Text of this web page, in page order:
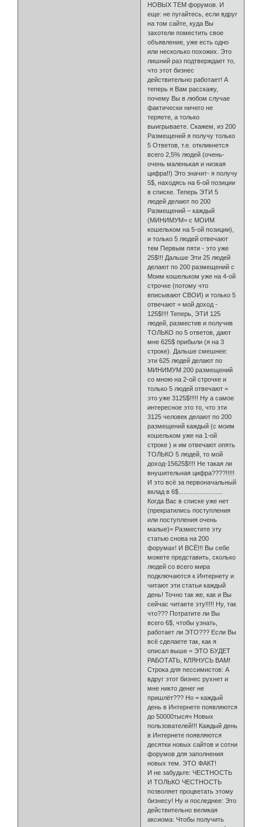
НОВЫХ ТЕМ форумов. И
еще: не пугайтесь, если вдруг
на том сайте, куда Вы
захотели поместить свое
объявление, уже есть одно
или несколько похожих. Это
лишний раз подтверждает то,
что этот бизнес
действительно работает! А
теперь я Вам расскажу,
почему Вы в любом случае
фактически ничего не
теряете, а только
выигрываете. Скажем, из 200
Размещений я получу только
5 Ответов, т.е. откликнется
всего 2,5% людей (очень-
очень маленькая и низкая
цифра!!) Это значит- я получу
5$, находясь на 6-ой позиции
в списке. Теперь ЭТИ 5
людей делают по 200
Размещений – каждый
(МИНИМУМ= с МОИМ
кошельком на 5-ой позиции),
и только 5 людей отвечают
тем Первым пяти - это уже
25$!!! Дальше Эти 25 людей
делают по 200 размещений с
Моим кошельком уже на 4-ой
строчке (потому что
вписывают СВОИ) и только 5
отвечают = мой доход -
125$!!!! Теперь, ЭТИ 125
людей, разместив и получив
ТОЛЬКО по 5 ответов, дают
мне 625$ прибыли (я на 3
строке). Дальше смешнее:
эти 625 людей делают по
МИНИМУМ 200 размещений
со мною на 2-ой строчке и
только 5 людей отвечают =
это уже 3125$!!!!! Ну а самое
интересное это то, что эти
3125 человек делают по 200
размещений каждый (с моим
кошельком уже на 1-ой
строке ) и им отвечают опять
ТОЛЬКО 5 людей, то мой
доход-15625$!!!! Не такая ли
внушительная цифра????!!!!!
И это всё за первоначальный
вклад в 6$.........................
Когда Вас в списке уже нет
(прекратились поступления
или поступления очень
малые)= Разместите эту
статью снова на 200
форумах! И ВСЁ!!! Вы себе
можете представить, сколько
людей со всего мира
подключаются к Интернету и
читают эти статьи каждый
день! Точно так же, как и Вы
сейчас читаете эту!!!!! Ну, так
что??? Потратите ли Вы
всего 6$, чтобы узнать,
работает ли ЭТО??? Если Вы
всё сделаете так, как я
описал выше = ЭТО БУДЕТ
РАБОТАТЬ, КЛЯНУСЬ ВАМ!
Строка для пессимистов: А
вдруг этот бизнес рухнет и
мне никто денег не
пришлёт??? Но = каждый
день в Интернете появляются
до 50000тысяч Новых
пользователей!!! Каждый день
в Интернете появляются
десятки новых сайтов и сотни
форумов для заполнения
новых тем. ЭТО ФАКТ!
И не забудьте: ЧЕСТНОСТЬ
И ТОЛЬКО ЧЕСТНОСТЬ
позволяет процветать этому
бизнесу! Ну и последнее: Это
действительно великая
аксиома: Чтобы получить